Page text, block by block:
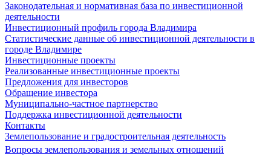
Законодательная и нормативная база по инвестиционной
деятельности
Инвестиционный профиль города Владимира
Статистические данные об инвестиционной деятельности в
городе Владимире
Инвестиционные проекты
Реализованные инвестиционные проекты
Предложения для инвесторов
Обращение инвестора
Муниципально-частное партнерство
Поддержка инвестиционной деятельности
Контакты
Землепользование и градостроительная деятельность
Вопросы землепользования и земельных отношений